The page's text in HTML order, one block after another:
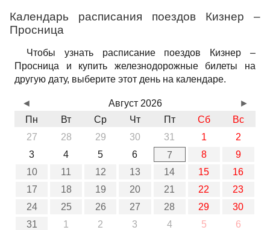
Календарь расписания поездов Кизнер –
Просница
Чтобы узнать расписание поездов Кизнер –
Просница и купить железнодорожные билеты на
другую дату, выберите этот день на календаре.
Август 2026
Пн
Вт Ср Чт Пт Сб
Вс
27
28 29 30 31 1
2
3
4 5 6 7 8
9
10
11 12 13 14 15
16
17
18 19 20 21 22
23
24
25 26 27 28 29
30
31
1 2 3 4 5 6
◄ ►